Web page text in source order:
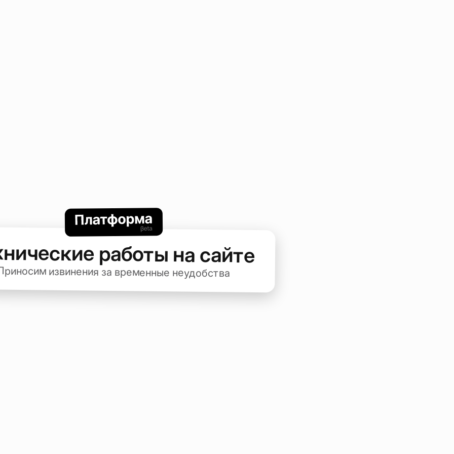
работы на сайте
извинения за временные неудобства